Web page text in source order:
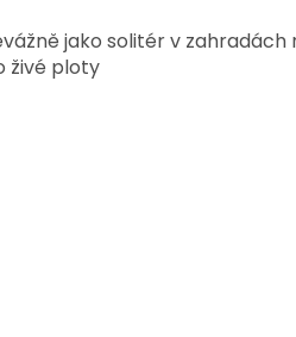
jako solitér v zahradách
živé ploty